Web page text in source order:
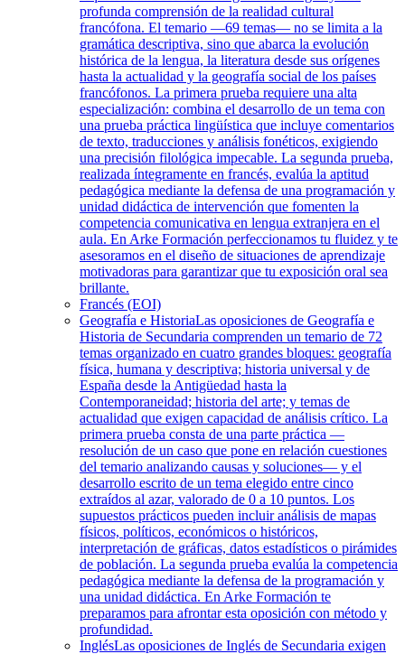
profunda comprensión de la realidad cultural
francófona. El temario —69 temas— no se limita a la
gramática descriptiva, sino que abarca la evolución
histórica de la lengua, la literatura desde sus orígenes
hasta la actualidad y la geografía social de los países
francófonos. La primera prueba requiere una alta
especialización: combina el desarrollo de un tema con
una prueba práctica lingüística que incluye comentarios
de texto, traducciones y análisis fonéticos, exigiendo
una precisión filológica impecable. La segunda prueba,
realizada íntegramente en francés, evalúa la aptitud
pedagógica mediante la defensa de una programación y
unidad didáctica de intervención que fomenten la
competencia comunicativa en lengua extranjera en el
aula. En Arke Formación perfeccionamos tu fluidez y te
asesoramos en el diseño de situaciones de aprendizaje
motivadoras para garantizar que tu exposición oral sea
brillante.
Francés (EOI)
Geografía e HistoriaLas oposiciones de Geografía e
Historia de Secundaria comprenden un temario de 72
temas organizado en cuatro grandes bloques: geografía
física, humana y descriptiva; historia universal y de
España desde la Antigüedad hasta la
Contemporaneidad; historia del arte; y temas de
actualidad que exigen capacidad de análisis crítico. La
primera prueba consta de una parte práctica —
resolución de un caso que pone en relación cuestiones
del temario analizando causas y soluciones— y el
desarrollo escrito de un tema elegido entre cinco
extraídos al azar, valorado de 0 a 10 puntos. Los
supuestos prácticos pueden incluir análisis de mapas
físicos, políticos, económicos o históricos,
interpretación de gráficas, datos estadísticos o pirámides
de población. La segunda prueba evalúa la competencia
pedagógica mediante la defensa de la programación y
una unidad didáctica. En Arke Formación te
preparamos para afrontar esta oposición con método y
profundidad.
InglésLas oposiciones de Inglés de Secundaria exigen